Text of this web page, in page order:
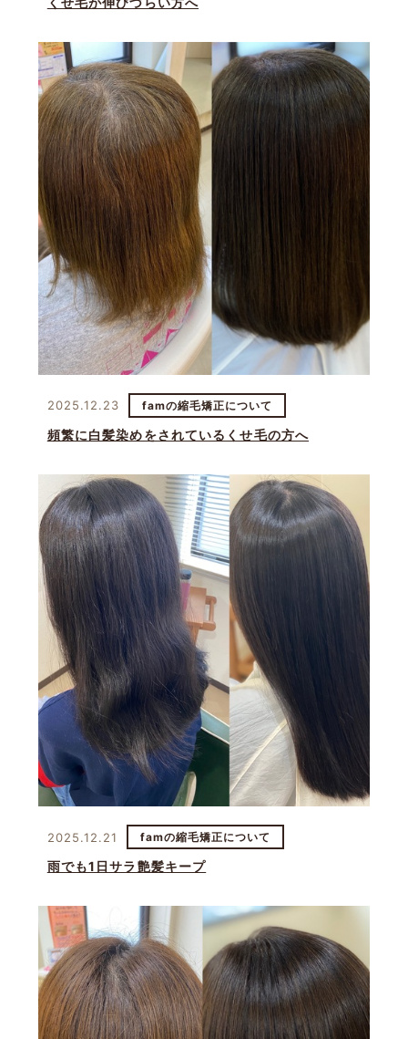
2025.12.23 famの縮毛矯正について
頻繁に白髪染めをされているくせ毛の方へ
2025.12.21 famの縮毛矯正について
雨でも1日サラ艶髪キープ